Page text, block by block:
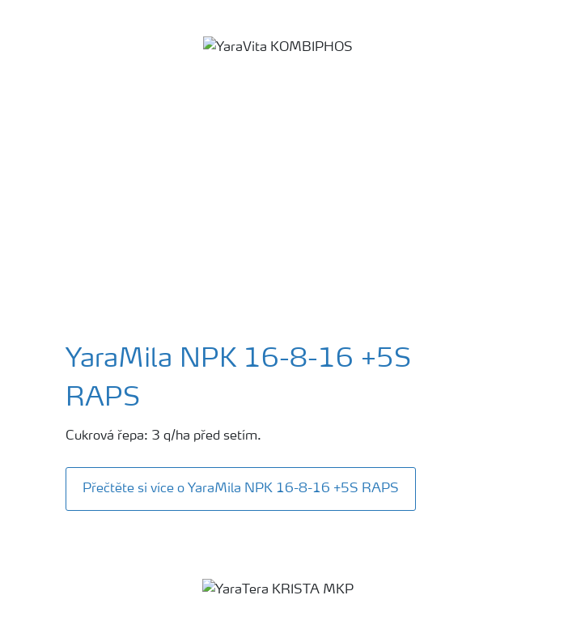
YaraMila NPK 16-8-16 +5S
RAPS
Cukrová řepa: 3 q/ha před setím.
Přečtěte si více o YaraMila NPK 16-8-16 +5S RAPS